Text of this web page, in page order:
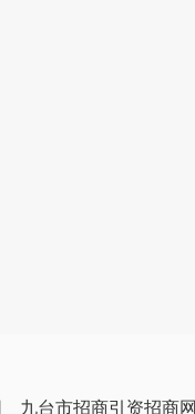
九台市招商引资招商网